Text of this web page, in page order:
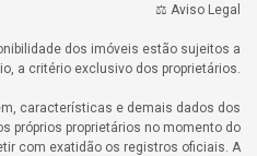
⚖️ Aviso Legal
dos imóveis estão sujeitos a
a critério exclusivo dos proprietários.
características e demais dados dos
próprios proprietários no momento do
com exatidão os registros oficiais. A